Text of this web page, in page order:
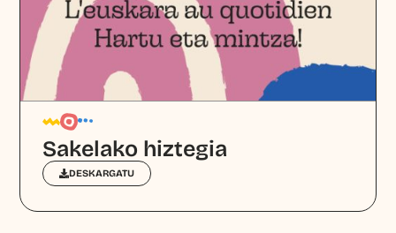
Sakelako hiztegia
DESKARGATU